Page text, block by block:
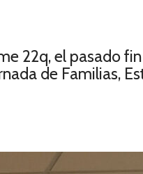
22q, el pasado
de Familias,